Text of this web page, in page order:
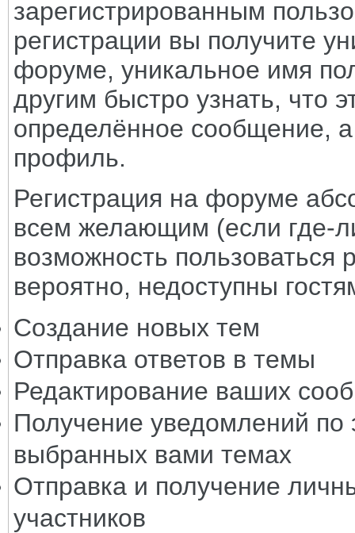
зарегистрированным
регистрации вы получите
форуме, уникальное имя
другим быстро узнать, что
определённое сообщение,
профиль.
Регистрация на форуме
всем желающим (если где-
возможность
вероятно, недоступны
Создание новых тем
Отправка ответов в темы
Редактирование ваших
Получение уведомлений по
выбранных вами темах
Отправка и получение
участников